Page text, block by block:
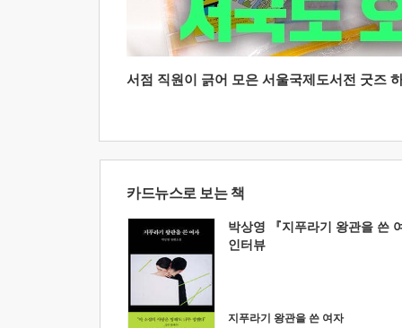
서점 직원이 긁어 모은 서울국제도서전 굿즈
카드뉴스로 보는 책
박상영 『지푸라기 왕관을 쓴
인터뷰
지푸라기 왕관을 쓴 여자